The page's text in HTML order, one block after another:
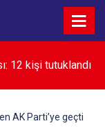
12 kişi tutuklandı
AK Parti’ye geçti